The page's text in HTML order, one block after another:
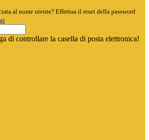
al nome utente? Effettua il reset della password
di controllare la casella di posta elettronica!